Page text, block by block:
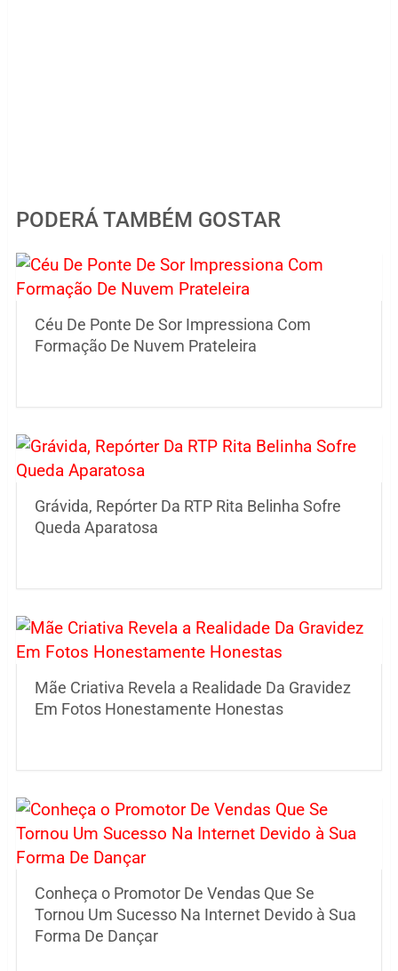
PODERÁ TAMBÉM GOSTAR
Céu De Ponte De Sor Impressiona Com
Formação De Nuvem Prateleira
Grávida, Repórter Da RTP Rita Belinha Sofre
Queda Aparatosa
Mãe Criativa Revela a Realidade Da Gravidez
Em Fotos Honestamente Honestas
Conheça o Promotor De Vendas Que Se
Tornou Um Sucesso Na Internet Devido à Sua
Forma De Dançar